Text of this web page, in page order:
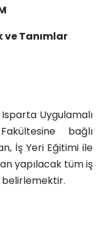
Tanımlar
Uygulamalı
bağlı
İş Yeri Eğitimi ile
yapılacak tüm iş
belirlemektir.